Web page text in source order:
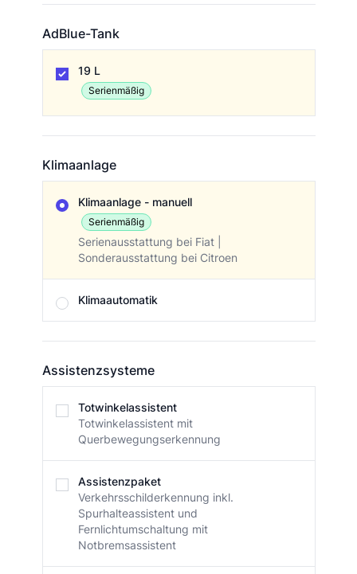
AdBlue-Tank
19 L
Serienmäßig
Klimaanlage
Klimaanlage - manuell
Serienmäßig
Serienausstattung bei Fiat |
Sonderausstattung bei Citroen
Klimaautomatik
Assistenzsysteme
Totwinkelassistent
Totwinkelassistent mit
Querbewegungserkennung
Assistenzpaket
Verkehrsschilderkennung inkl.
Spurhalteassistent und
Fernlichtumschaltung mit
Notbremsassistent